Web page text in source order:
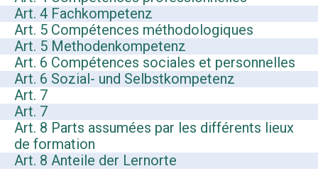
Art. 4 Fachkompetenz
Art. 5 Compétences méthodologiques
Art. 5 Methodenkompetenz
Art. 6 Compétences sociales et personnelles
Art. 6 Sozial- und Selbstkompetenz
Art. 7
Art. 7
Art. 8 Parts assumées par les différents lieux
de formation
Art. 8 Anteile der Lernorte